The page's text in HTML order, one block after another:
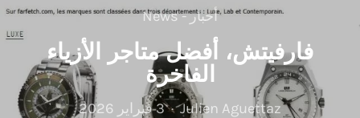
أخبار - News
فارفيتش، أفضل متاجر الأزياء
الفاخرة
Julien Aguettaz 3 فبراير 2026